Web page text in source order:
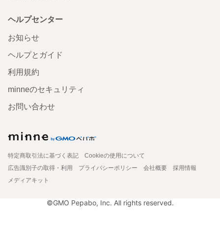
ヘルプセンター
お知らせ
ヘルプとガイド
利用規約
minneのセキュリティ
お問い合わせ
特定商取引法に基づく表記
Cookieの使用について
広告識別子の取得・利用
プライバシーポリシー 会社概要
採用情報
メディアキット
©GMO Pepabo, Inc. All rights reserved.